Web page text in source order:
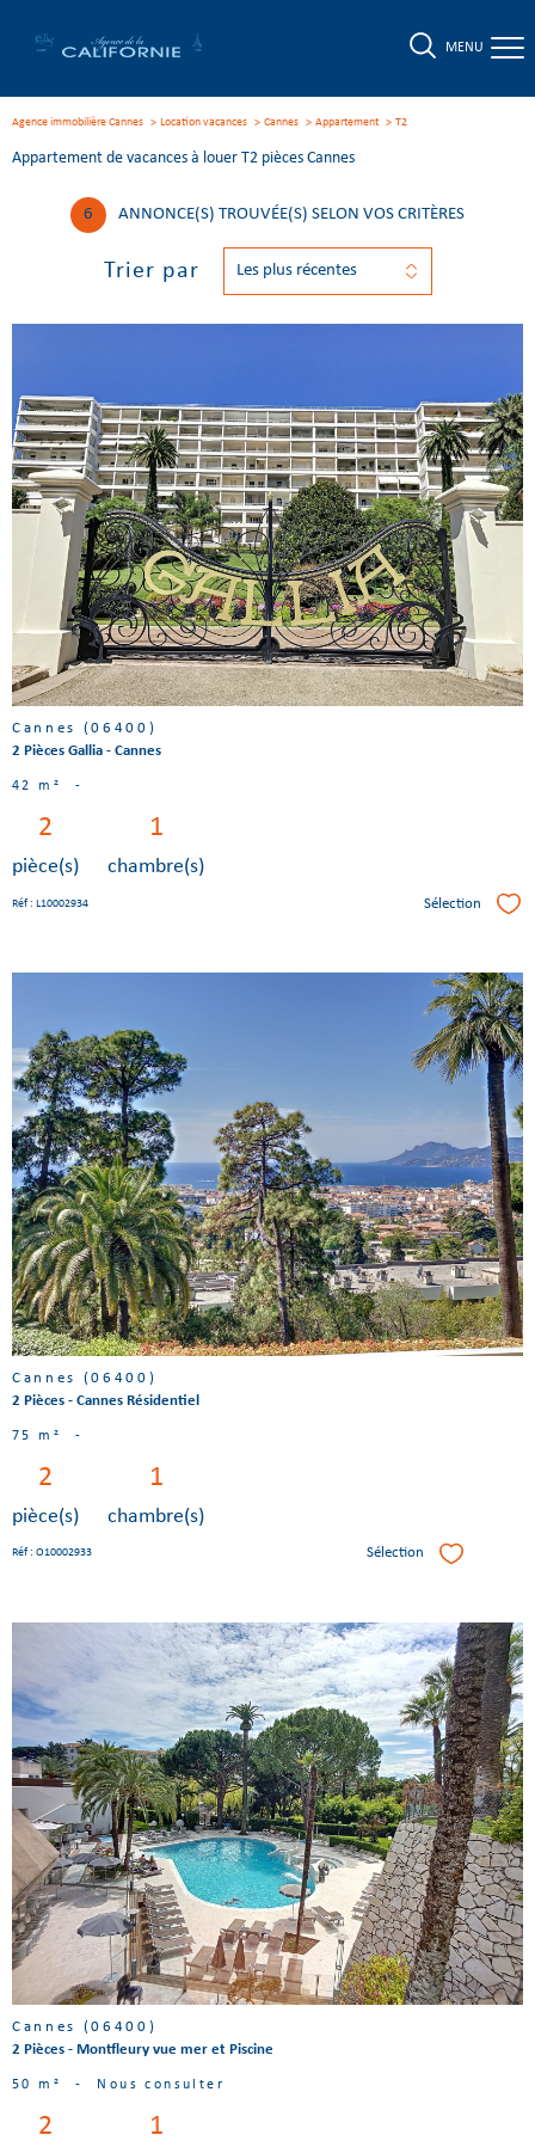
MENU
Agence immobilière Cannes Location vacances Cannes Appartement t2
Appartement de vacances à louer T2 pièces Cannes
6 ANNONCE(S) TROUVÉE(S) SELON VOS CRITÈRES
Trier par Les plus récentes
Voir le
bien
Cannes (06400)
2 Pièces Gallia - Cannes
42 m² -
2
pièce(s)
1
chambre(s)
Réf : L10002934 Sélection
Voir le
bien
Cannes (06400)
2 Pièces - Cannes Résidentiel
75 m² -
2
pièce(s)
1
chambre(s)
Réf : O10002933 Sélection Sélectionner
Voir le
bien
Cannes (06400)
2 Pièces - Montfleury vue mer et Piscine
50 m² - Nous consulter
2 1